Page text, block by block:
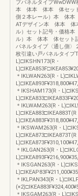
プパネルタイプ
本 体本 体本 体セット
側２本レール）本 体本
ATデザイン本 体本 体
ル）セット記号・価格
ル）本 体本 体セット
パネルタイプ〈通し側〉
枚引違い戸パネルタイプ
L)□IKSHN173(R・
＊IKLWAN263(R・
＊IKSHAM173(R・
＊IKLWAM263(R・
L)□IKEA883□IKEA883T(R
＊IKSWAM263(R・
L)□IKEA873□IKEA873T(R
＊IKLGAN263(R・
＊IKSGAN263(R・
＊IKLPAN343(R・
＊IKSGAM263(R・